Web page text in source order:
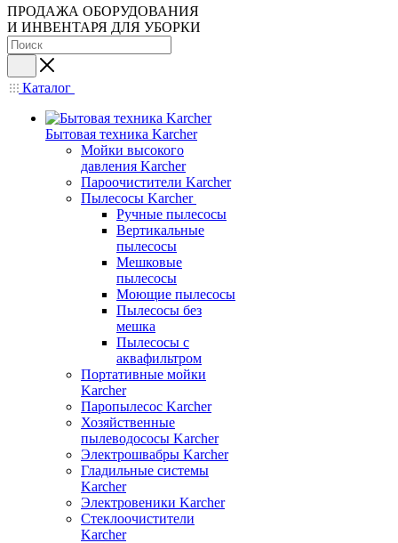
ПРОДАЖА ОБОРУДОВАНИЯ
И ИНВЕНТАРЯ ДЛЯ УБОРКИ
Каталог
Бытовая техника Karcher
Мойки высокого
давления Karcher
Пароочистители Karcher
Пылесосы Karcher
Ручные пылесосы
Вертикальные
пылесосы
Мешковые
пылесосы
Моющие пылесосы
Пылесосы без
мешка
Пылесосы с
аквафильтром
Портативные мойки
Karcher
Паропылесос Karcher
Хозяйственные
пылеводососы Karcher
Электрошвабры Karcher
Гладильные системы
Karcher
Электровеники Karcher
Стеклоочистители
Karcher